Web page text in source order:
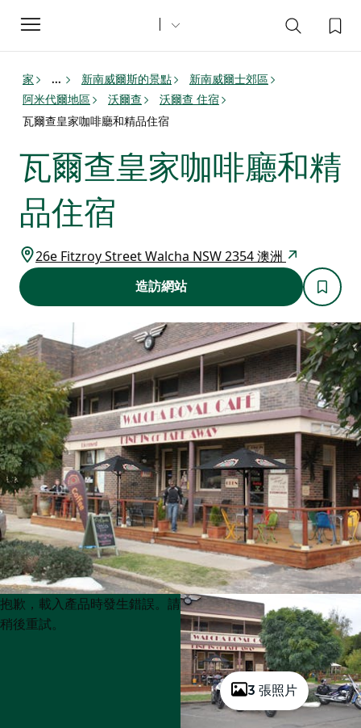
Toggle
navigation
家 ... 新南威爾斯的景點
新南威爾士郊區
阿米代爾地區
沃爾查
沃爾查 住宿
瓦爾查皇家咖啡廳和精品住宿
瓦爾查皇家咖啡廳和精
品住宿
26e Fitzroy Street Walcha NSW 2354 澳洲
造訪網站
3 張照片
Product
List
Product
List
抱歉，載入產品時發生錯誤。請
稍後重試。